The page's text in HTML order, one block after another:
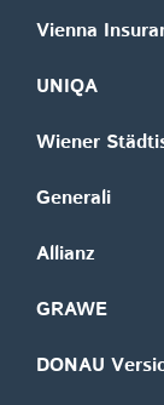
Vienna
UNIQA
Wiener
Generali
Allianz
GRAWE
DONAU